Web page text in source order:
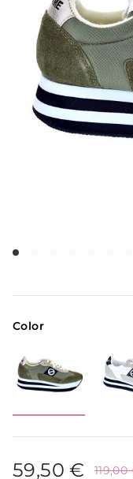
Color
59,50 € 119,00